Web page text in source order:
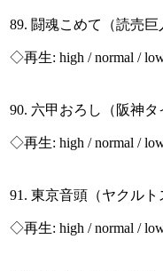
89. 闘魂こめて（読売
◇再生: high / normal /
90. 六甲おろし（阪神
◇再生: high / normal /
91. 東京音頭（ヤクル
◇再生: high / normal /